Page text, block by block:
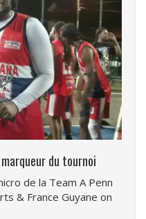
du tournoi
de la Team A Penn
& France Guyane on